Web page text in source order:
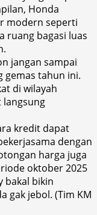
Honda
modern seperti
ruang bagasi luas
jangan sampai
gemas tahun ini.
di wilayah
langsung
kredit dapat
dengan
harga juga
oktober 2025
bakal bikin
gak jebol. (Tim KM